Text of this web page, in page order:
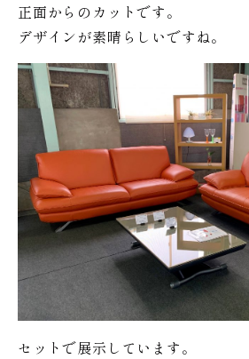
正面からのカットです。
デザインが素晴らしいですね。
セットで展示しています。